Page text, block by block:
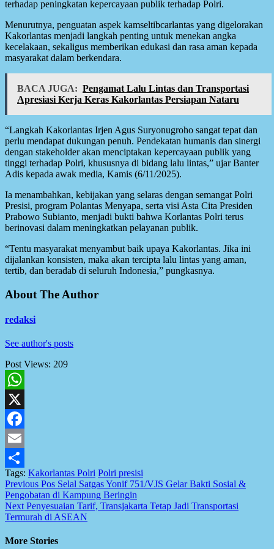
terhadap peningkatan kepercayaan publik terhadap Polri.
Menurutnya, penguatan aspek kamseltibcarlantas yang digelorakan
Kakorlantas menjadi langkah penting untuk menekan angka
kecelakaan, sekaligus memberikan edukasi dan rasa aman kepada
masyarakat dalam berkendara.
BACA JUGA: Pengamat Lalu Lintas dan Transportasi
Apresiasi Kerja Keras Kakorlantas Persiapan Nataru
“Langkah Kakorlantas Irjen Agus Suryonugroho sangat tepat dan
perlu mendapat dukungan penuh. Pendekatan humanis dan sinergi
dengan stakeholder akan menciptakan kepercayaan publik yang
tinggi terhadap Polri, khususnya di bidang lalu lintas,” ujar Banter
Adis kepada awak media, Kamis (6/11/2025).
Ia menambahkan, kebijakan yang selaras dengan semangat Polri
Presisi, program Polantas Menyapa, serta visi Asta Cita Presiden
Prabowo Subianto, menjadi bukti bahwa Korlantas Polri terus
berinovasi dalam meningkatkan pelayanan publik.
“Tentu masyarakat menyambut baik upaya Kakorlantas. Jika ini
dijalankan konsisten, maka akan tercipta lalu lintas yang aman,
tertib, dan beradab di seluruh Indonesia,” pungkasnya.
About The Author
redaksi
See author's posts
Post Views: 209
WhatsApp
X
Facebook
Email
Share
Tags: Kakorlantas Polri Polri presisi
Post
navigation
Previous Pos Selal Satgas Yonif 751/VJS Gelar Bakti Sosial &
Pengobatan di Kampung Beringin
Next Penyesuaian Tarif, Transjakarta Tetap Jadi Transportasi
Termurah di ASEAN
More Stories